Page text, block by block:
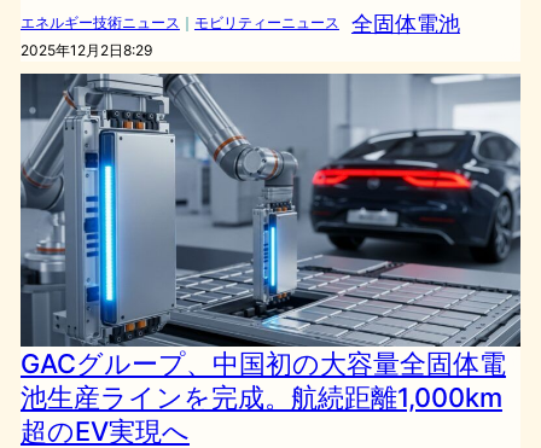
エネルギー技術ニュース ｜ モビリティーニュース 全固体電池
2025年12月2日8:29
GACグループ、中国初の大容量全固体電
池生産ラインを完成。航続距離1,000km
超のEV実現へ